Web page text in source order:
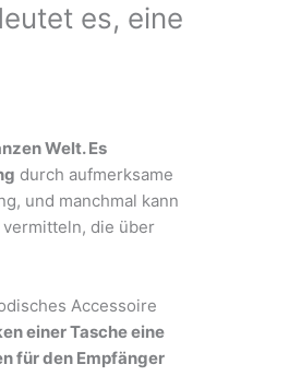
es, eine
Welt. Es
durch aufmerksame
und manchmal kann
die über
Accessoire
einer Tasche eine
für den Empfänger